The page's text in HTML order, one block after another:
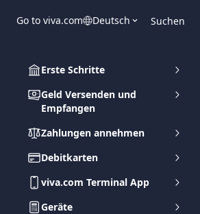
Go to viva.com Deutsch Suchen
Erste Schritte
Geld Versenden und
Empfangen
Zahlungen annehmen
Debitkarten
viva.com Terminal App
Geräte